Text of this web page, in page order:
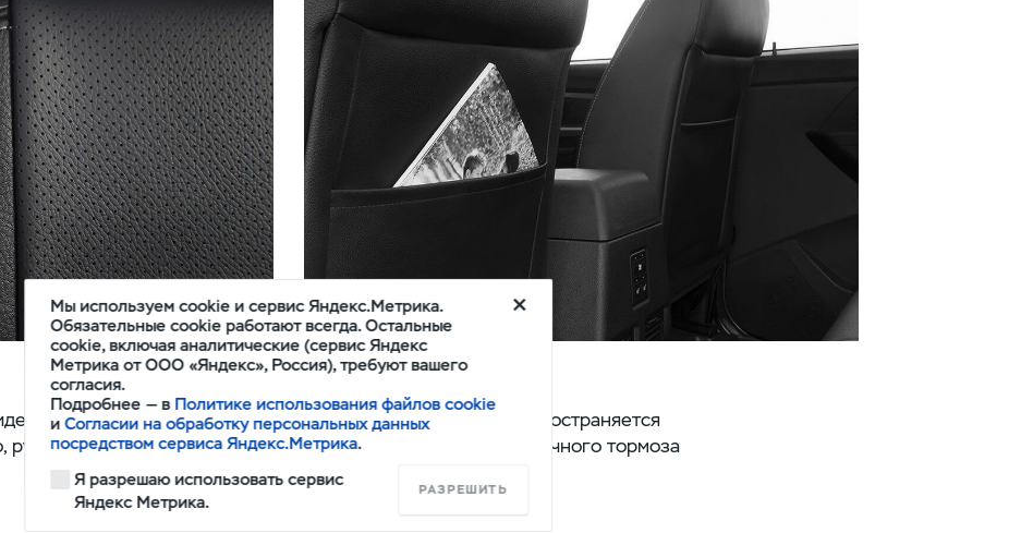
отделка кожей в зависимости от комплектации распространяется
рукоятку рычага коробки передач и рукоятку рычага стояночного тормоза
Мы используем cookie и сервис Яндекс.Метрика.
Обязательные cookie работают всегда. Остальные
cookie, включая аналитические (сервис Яндекс
Метрика от ООО «Яндекс», Россия), требуют вашего
согласия.
Подробнее — в Политике использования файлов cookie
иСогласии на обработку персональных данных
посредством сервиса Яндекс.Метрика.
Я разрешаю использовать сервис
Яндекс Метрика.
РАЗРЕШИТЬ